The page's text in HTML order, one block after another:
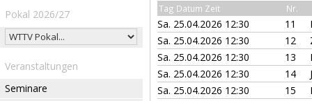
Pokal 2026/27
Veranstaltungen
Seminare
Tag Datum Zeit Nr.
Sa. 25.04.2026 12:30 11
Sa. 25.04.2026 12:30
12
Sa. 25.04.2026 12:30
13
Sa. 25.04.2026 12:30
14
Sa. 25.04.2026 12:30
15